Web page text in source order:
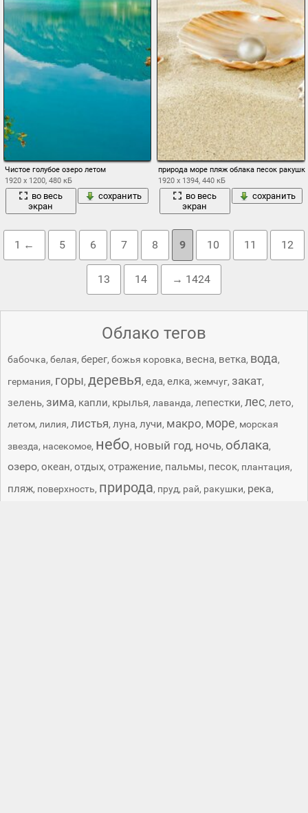
Чистое голубое озеро летом
1920 x 1200, 480 кБ
во весь
экран
сохранить
природа море пляж облака песок
1920 x 1394, 440 кБ
во весь
экран
сохранить
1 ← 5 6 7 8 9 10 11 12
13 14 → 1424
Облако тегов
бабочка, белая, берег, божья коровка, весна, ветка, вода,
германия, горы, деревья, еда, елка, жемчуг, закат,
зелень, зима, капли, крылья, лаванда, лепестки, лес, лето,
летом, лилия, листья, луна, лучи, макро, море, морская
звезда, насекомое, небо, новый год, ночь, облака,
озеро, океан, отдых, отражение, пальмы, песок, плантация,
пляж, поверхность, природа, пруд, рай, ракушки, река,